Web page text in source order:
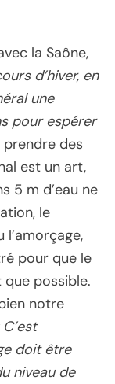
la Saône,
d’hiver, en
une
pour espérer
prendre des
est un art,
5 m d’eau ne
le
pour que le
possible.
notre
C’est
doit être
niveau de